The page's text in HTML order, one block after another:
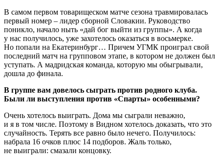
В самом первом товарищеском матче сезона травмировалась
первый номер – лидер сборной Словакии. Руководство
поникло, начало ныть «дай бог выйти из группы». А когда
у нас получилось, уже захотелось оказаться в восьмерке.
Но попали на Екатеринбург… Причем УГМК проиграл свой
последний матч на групповом этапе, в котором не должен был
уступать. А мадридская команда, которую мы обыгрывали,
дошла до финала.
В группе вам довелось сыграть против родного клуба.
Были ли выступления против «Спарты» особенными?
Очень хотелось выиграть. Дома мы сыгра­ли неважно,
и я в том числе. Поэтому в Видном хотелось доказать, что это
случайность. Терять все равно было нечего. Получилось:
набрала 16 очков плюс 14 подборов. Жаль только,
не выиграли: смазали концовку.